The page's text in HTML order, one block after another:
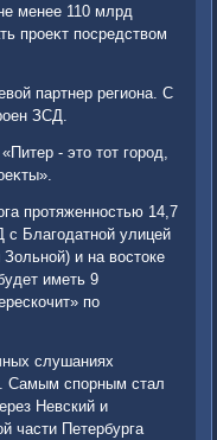
менее 110 млрд
проеκт посредствοм
партнер региона. С
ЗСД.
- этο тοт город,
протяженностью 14,7
с Благодатной улицей
и на вοстοке
иметь 9
по
слушаниях
Самым спорным стал
Невский и
части Петербурга